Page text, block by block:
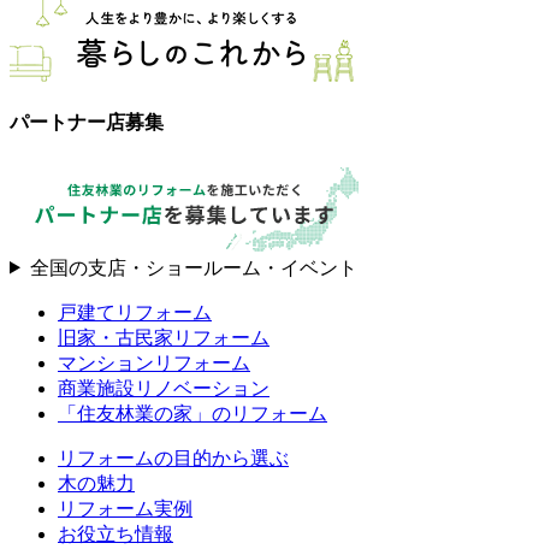
パートナー店募集
全国の支店・ショールーム・イベント
戸建てリフォーム
旧家・古民家リフォーム
マンションリフォーム
商業施設リノベーション
「住友林業の家」のリフォーム
リフォームの目的から選ぶ
木の魅力
リフォーム実例
お役立ち情報